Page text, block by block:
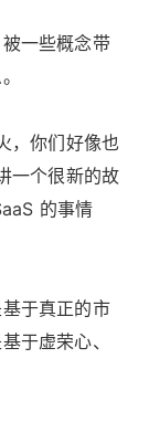
一些概念带
，你们好像也
一个很新的故
的事情
于真正的市
于虚荣心、